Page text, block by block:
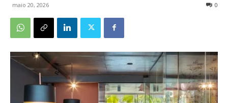
maio 20, 2026 0